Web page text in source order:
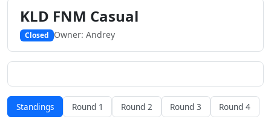
KLD FNM Casual
Closed Owner: Andrey
Standings Round 1 Round 2 Round 3 Round 4